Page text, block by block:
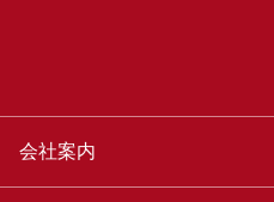
会社案内